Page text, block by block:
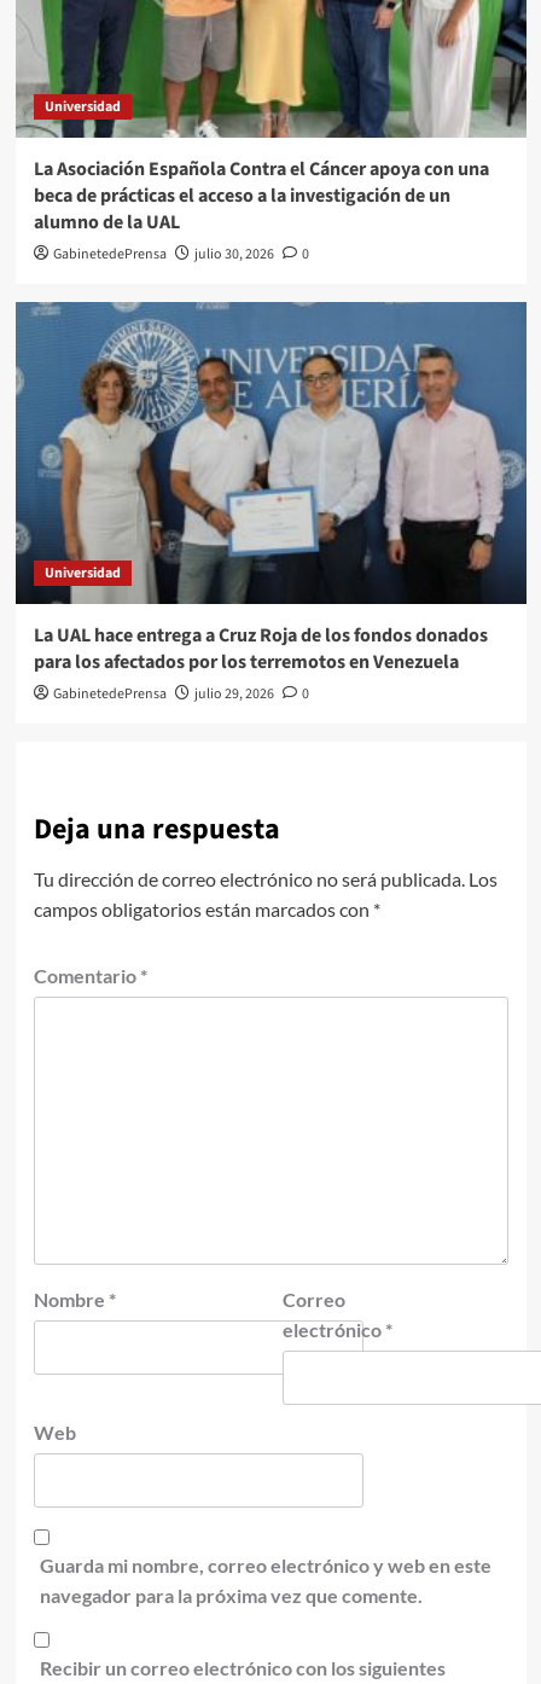
Universidad
La Asociación Española Contra el Cáncer apoya con una
beca de prácticas el acceso a la investigación de un
alumno de la UAL
GabinetedePrensa julio 30, 2026 0
Universidad
La UAL hace entrega a Cruz Roja de los fondos donados
para los afectados por los terremotos en Venezuela
GabinetedePrensa julio 29, 2026 0
Deja una respuesta
Tu dirección de correo electrónico no será publicada. Los
campos obligatorios están marcados con *
Comentario *
Nombre *
Correo
electrónico *
Web
Guarda mi nombre, correo electrónico y web en este
navegador para la próxima vez que comente.
Recibir un correo electrónico con los siguientes